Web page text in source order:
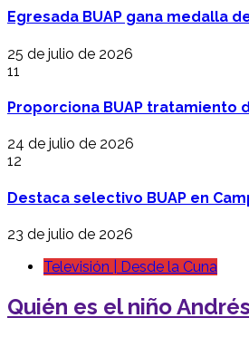
Egresada BUAP gana medalla
25 de julio de 2026
11
Proporciona BUAP tratamiento
24 de julio de 2026
12
Destaca selectivo BUAP en
23 de julio de 2026
Televisión | Desde la Cuna
Quién es el niño